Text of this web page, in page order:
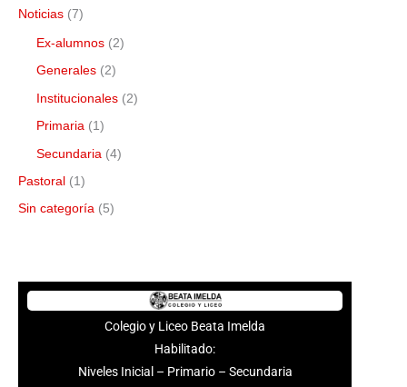
Noticias (7)
Ex-alumnos (2)
Generales (2)
Institucionales (2)
Primaria (1)
Secundaria (4)
Pastoral (1)
Sin categoría (5)
Colegio y Liceo Beata Imelda
Habilitado:
Niveles Inicial – Primario – Secundaria